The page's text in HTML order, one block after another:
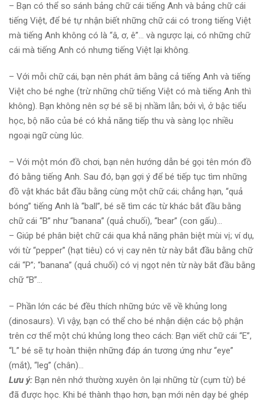
– Bạn có thể so sánh bảng chữ cái tiếng Anh và bảng chữ cái
tiếng Việt, để bé tự nhận biết những chữ cái có trong tiếng Việt
mà tiếng Anh không có là “â, ơ, ê”… và ngược lại, có những chữ
cái mà tiếng Anh có nhưng tiếng Việt lại không.
– Với mỗi chữ cái, bạn nên phát âm bằng cả tiếng Anh và tiếng
Việt cho bé nghe (trừ những chữ tiếng Việt có mà tiếng Anh thì
không). Bạn không nên sợ bé sẽ bị nhầm lẫn; bởi vì, ở bậc tiểu
học, bộ não của bé có khả năng tiếp thu và sàng lọc nhiều
ngoại ngữ cùng lúc.
– Với một món đồ chơi, bạn nên hướng dẫn bé gọi tên món đồ
đó bằng tiếng Anh. Sau đó, bạn gợi ý để bé tiếp tục tìm những
đồ vật khác bắt đầu bằng cùng một chữ cái; chẳng hạn, “quả
bóng” tiếng Anh là “ball”, bé sẽ tìm các từ khác bắt đầu bằng
chữ cái “B” như “banana” (quả chuối), “bear” (con gấu)…
– Giúp bé phân biệt chữ cái qua khả năng phân biệt mùi vị; ví dụ,
với từ “pepper” (hạt tiêu) có vị cay nên từ này bắt đầu bằng chữ
cái “P”; “banana” (quả chuối) có vị ngọt nên từ này bắt đầu bằng
chữ “B”…
– Phần lớn các bé đều thích những bức vẽ về khủng long
(dinosaurs). Vì vậy, bạn có thể cho bé nhận diện các bộ phận
trên cơ thể một chú khủng long theo cách: Bạn viết chữ cái “E”,
“L” bé sẽ tự hoàn thiện những đáp án tương ứng như “eye”
(mắt), “leg” (chân)…
Lưu ý: Bạn nên nhớ thường xuyên ôn lại những từ (cụm từ) bé
đã được học. Khi bé thành thạo hơn, bạn mới nên dạy bé ghép